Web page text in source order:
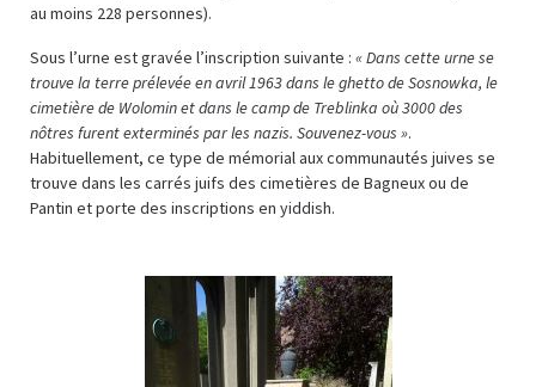
au moins 228 personnes).
Sous l’urne est gravée l’inscription suivante : « Dans cette urne se
trouve la terre prélevée en avril 1963 dans le ghetto de Sosnowka, le
cimetière de Wolomin et dans le camp de Treblinka où 3000 des
nôtres furent exterminés par les nazis. Souvenez-vous ».
Habituellement, ce type de mémorial aux communautés juives se
trouve dans les carrés juifs des cimetières de Bagneux ou de
Pantin et porte des inscriptions en yiddish.